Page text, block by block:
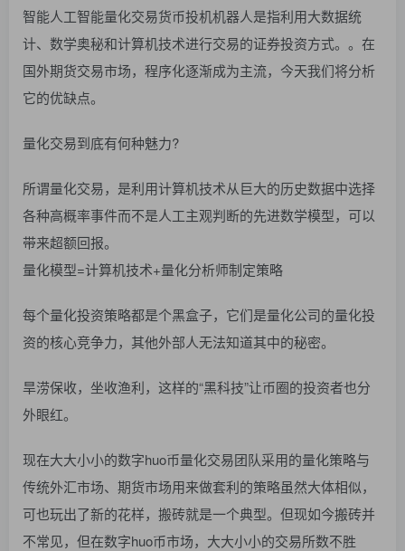
智能人工智能量化交易货币投机机器人是指利用大数据统
计、数学奥秘和计算机技术进行交易的证券投资方式。。在
国外期货交易市场，程序化逐渐成为主流，今天我们将分析
它的优缺点。
量化交易到底有何种魅力?
所谓量化交易，是利用计算机技术从巨大的历史数据中选择
各种高概率事件而不是人工主观判断的先进数学模型，可以
带来超额回报。
量化模型=计算机技术+量化分析师制定策略
每个量化投资策略都是个黑盒子，它们是量化公司的量化投
资的核心竞争力，其他外部人无法知道其中的秘密。
旱涝保收，坐收渔利，这样的“黑科技”让币圈的投资者也分
外眼红。
现在大大小小的数字huo币量化交易团队采用的量化策略与
传统外汇市场、期货市场用来做套利的策略虽然大体相似，
可也玩出了新的花样，搬砖就是一个典型。但现如今搬砖并
不常见，但在数字huo币市场，大大小小的交易所数不胜